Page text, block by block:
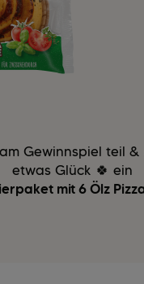
Gewinnspiel teil
etwas Glück 🍀 ein
mit 6 Ölz